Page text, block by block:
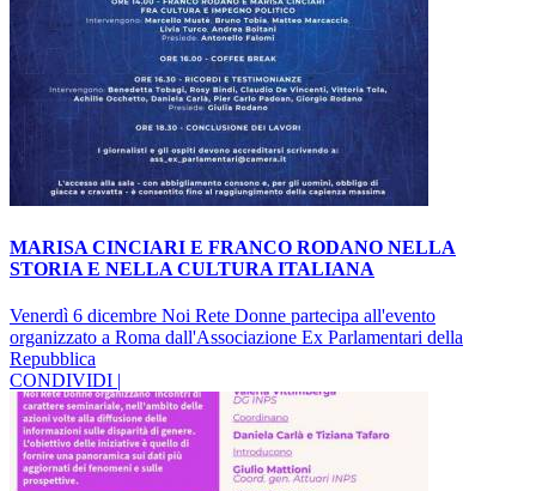
MARISA CINCIARI E FRANCO RODANO NELLA
STORIA E NELLA CULTURA ITALIANA
Venerdì 6 dicembre Noi Rete Donne partecipa all'evento
organizzato a Roma dall'Associazione Ex Parlamentari della
Repubblica
CONDIVIDI |